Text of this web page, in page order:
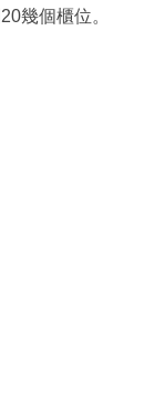
幾個櫃位。